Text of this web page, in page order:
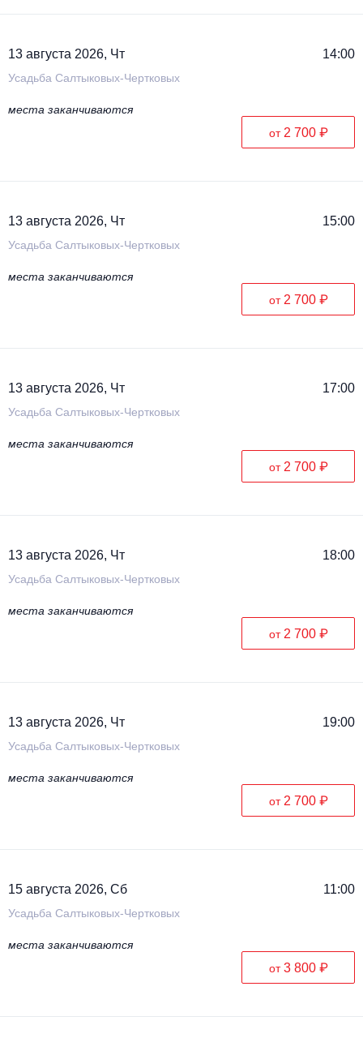
13 августа 2026, Чт 14:00
Усадьба Салтыковых-Чертковых
места заканчиваются
от 2 700 ₽
13 августа 2026, Чт 15:00
Усадьба Салтыковых-Чертковых
места заканчиваются
от 2 700 ₽
13 августа 2026, Чт 17:00
Усадьба Салтыковых-Чертковых
места заканчиваются
от 2 700 ₽
13 августа 2026, Чт 18:00
Усадьба Салтыковых-Чертковых
места заканчиваются
от 2 700 ₽
13 августа 2026, Чт 19:00
Усадьба Салтыковых-Чертковых
места заканчиваются
от 2 700 ₽
15 августа 2026, Сб 11:00
Усадьба Салтыковых-Чертковых
места заканчиваются
от3 800 ₽